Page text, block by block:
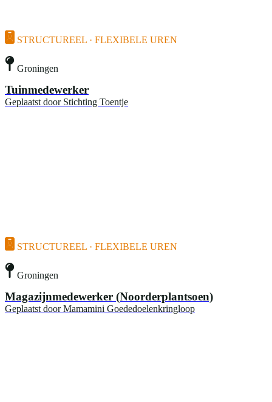
STRUCTUREEL · FLEXIBELE UREN
Groningen
Tuinmedewerker
Geplaatst door Stichting Toentje
STRUCTUREEL · FLEXIBELE UREN
Groningen
Magazijnmedewerker (Noorderplantsoen)
Geplaatst door Mamamini Goededoelenkringloop